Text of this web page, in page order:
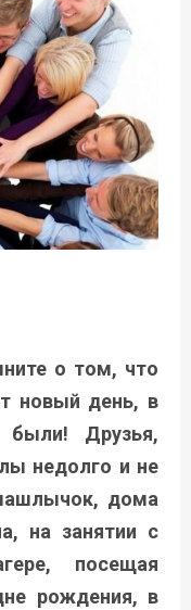
о том, что
новый день, в
Друзья,
недолго и не
дома
на занятии с
посещая
рождения, в